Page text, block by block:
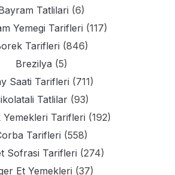
Tatlilari (6)
Yemegi Tarifleri (117)
Tarifleri (846)
Brezilya (5)
Saati Tarifleri (711)
Tatlilar(93)
Yemekleri Tarifleri (192)
Tarifleri (558)
Sofrasi Tarifleri (274)
Et Yemekleri (37)